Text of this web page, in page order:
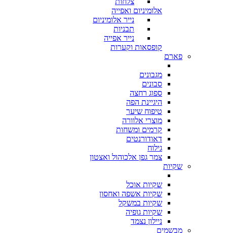
אלומיניום ואפייה
נייר אלומיניום
תבניות
נייר אפייה
קופסאות וקערות
פארם
מגבונים
סבונים
ספוג רחצה
היגיינת הפה
טיפוח שיער
מוצרי אלוורה
קרמים ומשחות
דאודורנטים
גילוח
צמר גפן אלכוהול ואצטון
שקיות
שקיות אוכל
שקיות אשפה ואחסון
שקיות במשקל
שקיות גופיה
ניילון נצמד
מבשמים